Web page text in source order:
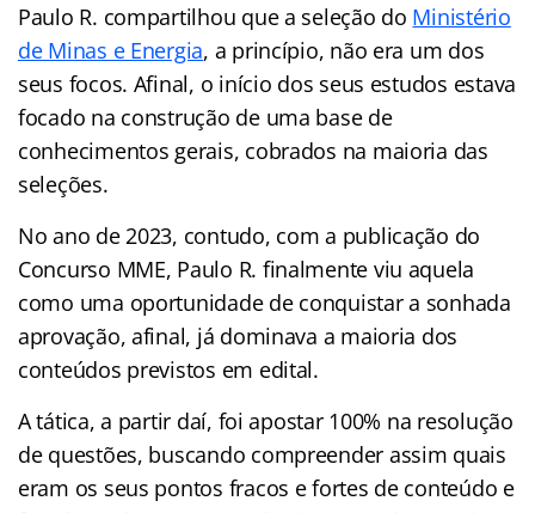
Paulo R. compartilhou que a seleção do Ministério
de Minas e Energia, a princípio, não era um dos
seus focos. Afinal, o início dos seus estudos estava
focado na construção de uma base de
conhecimentos gerais, cobrados na maioria das
seleções.
No ano de 2023, contudo, com a publicação do
Concurso MME, Paulo R. finalmente viu aquela
como uma oportunidade de conquistar a sonhada
aprovação, afinal, já dominava a maioria dos
conteúdos previstos em edital.
A tática, a partir daí, foi apostar 100% na resolução
de questões, buscando compreender assim quais
eram os seus pontos fracos e fortes de conteúdo e